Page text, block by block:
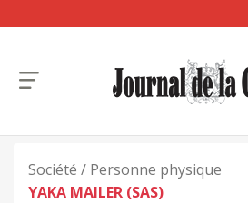
Société / Personne physique
YAKA MAILER (SAS)